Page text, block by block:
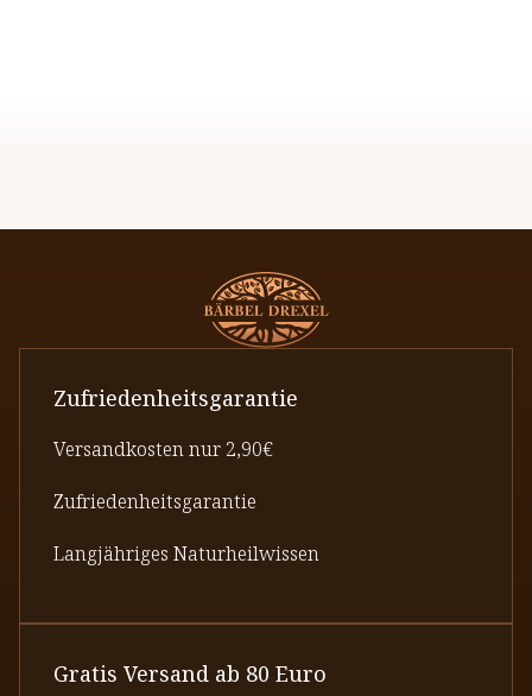
Zufriedenheitsgarantie
Versandkosten nur 2,90€
Zufriedenheitsgarantie
Langjähriges Naturheilwissen
Gratis Versand ab 80 Euro